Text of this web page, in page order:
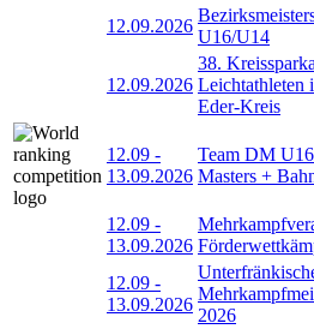
12.09.2026
U16/U14
12.09.2026
38.
Leichtathleten
Eder-Kreis
12.09 -
13.09.2026
Team DM
Masters +
12.09 -
13.09.2026
12.09 -
13.09.2026
2026